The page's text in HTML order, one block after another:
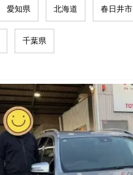
愛知県 北海道 春日井市
千葉県